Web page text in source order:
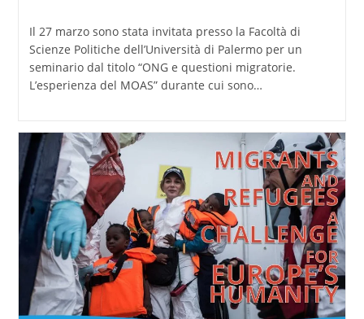
Il 27 marzo sono stata invitata presso la Facoltà di
Scienze Politiche dell’Università di Palermo per un
seminario dal titolo “ONG e questioni migratorie.
L’esperienza del MOAS” durante cui sono…